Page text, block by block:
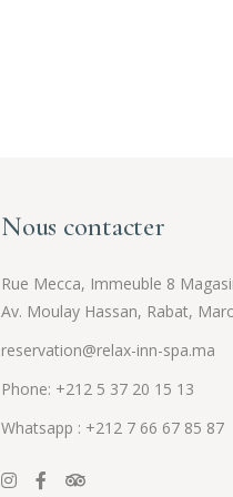
Nous contacter
Rue Mecca, Immeuble 8
Av. Moulay Hassan, Rabat,
reservation@relax-inn-spa.ma
Phone: +212 5 37 20 15 13
Whatsapp : +212 7 66 67 85 87